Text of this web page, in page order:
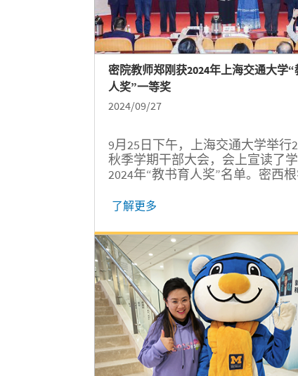
密院教师郑刚获2024年上海交通大学“
人奖”一等奖
2024/09/27
9月25日下午，上海交通大学举行
秋季学期干部大会，会上宣读了
2024年“教书育人奖”名单。密西
奖”一等奖。“教书育人奖”作为上
彰在学校“立德树人、教书育人”
做出突出贡献、在推动学生“教育
上起到示范引领作用的优秀教师
（右三）获颁上海交通大学“教书
奖”一等奖 名师名片...
了解更多